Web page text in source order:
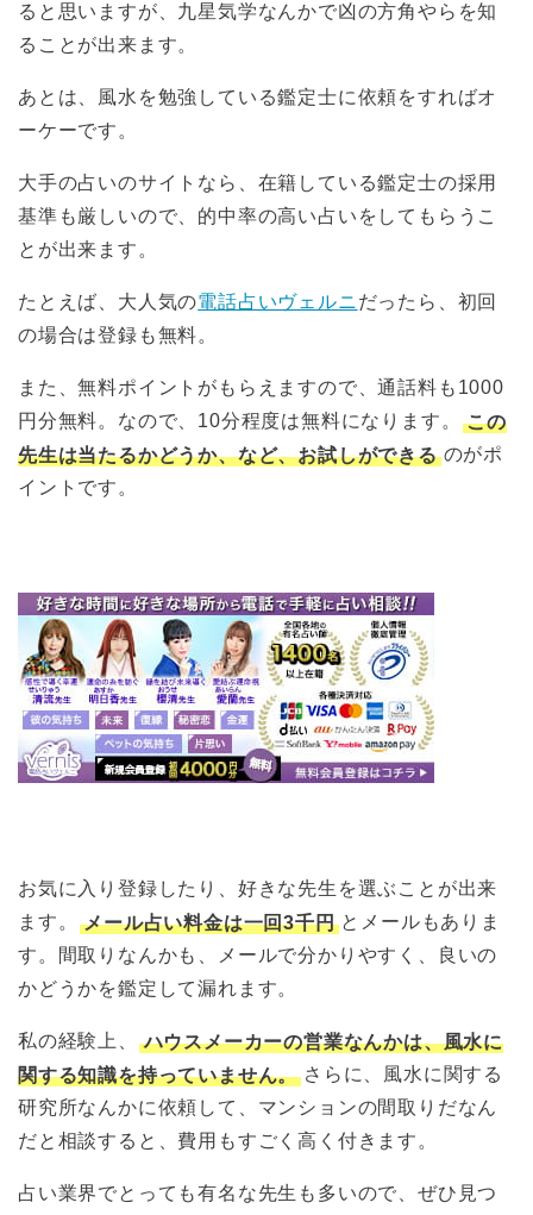
ると思いますが、九星気学なんかで凶の方角やらを知
ることが出来ます。
あとは、風水を勉強している鑑定士に依頼をすればオ
ーケーです。
大手の占いのサイトなら、在籍している鑑定士の採用
基準も厳しいので、的中率の高い占いをしてもらうこ
とが出来ます。
たとえば、大人気の電話占いヴェルニだったら、初回
の場合は登録も無料。
また、無料ポイントがもらえますので、通話料も1000
円分無料。なので、10分程度は無料になります。
この
先生は当たるかどうか、など、お試しができる のがポ
イントです。
お気に入り登録したり、好きな先生を選ぶことが出来
ます。
メール占い料金は一回3千円 とメールもありま
す。間取りなんかも、メールで分かりやすく、良いの
かどうかを鑑定して漏れます。
私の経験上、
ハウスメーカーの営業なんかは、風水に
関する知識を持っていません。 さらに、風水に関する
研究所なんかに依頼して、マンションの間取りだなん
だと相談すると、費用もすごく高く付きます。
占い業界でとっても有名な先生も多いので、ぜひ見つ